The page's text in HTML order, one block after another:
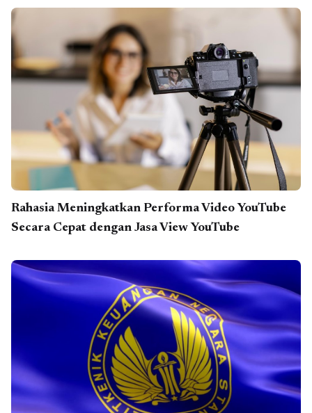
Rahasia Meningkatkan Performa Video YouTube
Secara Cepat dengan Jasa View YouTube